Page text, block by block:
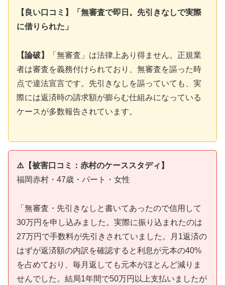
【良い口コミ】「無審査で即日。先引きなしで実際
に借りられた」
【論破】
「無審査」は法律上あり得ません。正規業
者は審査を義務付けられており、無審査を謳った時
点で違法宣言です。先引きなしを謳っていても、実
際には返済時の請求額が膨らむ仕組みになっている
ケースが多数報告されています。
⚠️【被害口コミ：赤村のケーススタディ】
福岡赤村・47歳・パート・女性
「無審査・先引きなしと書いてあったので信用して
30万円を申し込みました。実際に振り込まれたのは
27万円で手数料が先引きされていました。月1返済の
はずが返済額の内訳を確認すると利息が元本の40%
を占めており、毎月返しても元本がほとんど減りま
せんでした。結局1年間で50万円以上支払いましたが